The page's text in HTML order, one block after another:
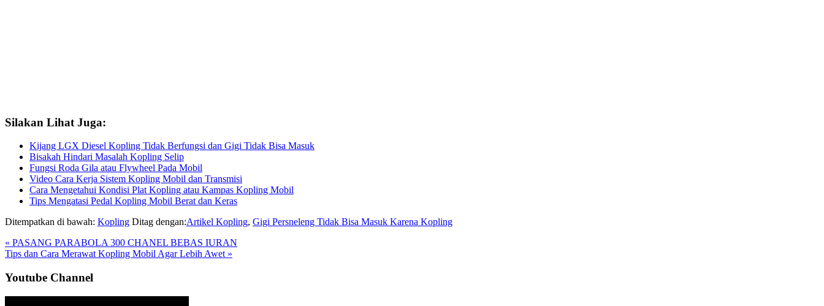
Silakan Lihat Juga:
Kijang LGX Diesel Kopling Tidak Berfungsi dan Gigi Tidak Bisa Masuk
Bisakah Hindari Masalah Kopling Selip
Fungsi Roda Gila atau Flywheel Pada Mobil
Video Cara Kerja Sistem Kopling Mobil dan Transmisi
Cara Mengetahui Kondisi Plat Kopling atau Kampas Kopling Mobil
Tips Mengatasi Pedal Kopling Mobil Berat dan Keras
Ditempatkan di bawah: Kopling Ditag dengan:Artikel Kopling, Gigi Persneleng Tidak Bisa Masuk Karena Kopling
Previous
Post:
« PASANG PARABOLA 300 CHANEL BEBAS IURAN
Next
Tips dan Cara Merawat Kopling Mobil Agar Lebih Awet »
Sidebar
Utama
Youtube Channel